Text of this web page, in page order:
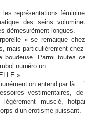
les représentations
des seins
démesurément longues.
» se remarque
mais particulièrement
boudeuse. Parmi toutes
numéro un:
».
on entend par
vestimentaires,
musclé,
d’un érotisme puissant.